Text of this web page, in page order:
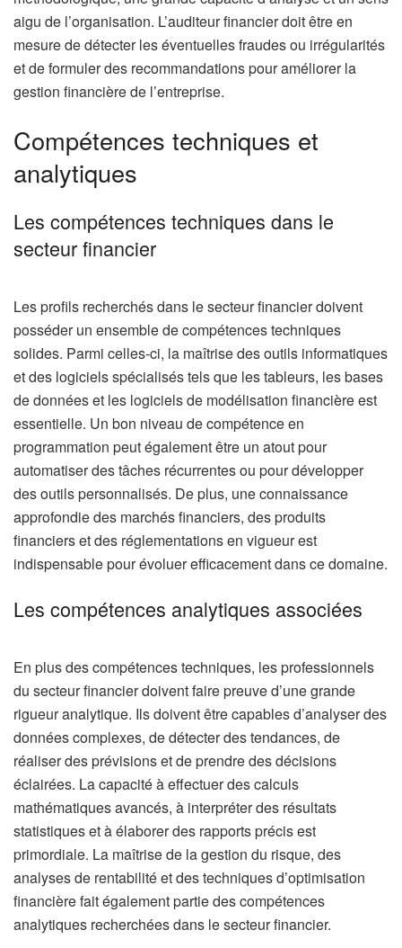
aigu de l’organisation. L’auditeur financier doit être en
mesure de détecter les éventuelles fraudes ou irrégularités
et de formuler des recommandations pour améliorer la
gestion financière de l’entreprise.
Compétences techniques et
analytiques
Les compétences techniques dans le
secteur financier
Les profils recherchés dans le secteur financier doivent
posséder un ensemble de compétences techniques
solides. Parmi celles-ci, la maîtrise des outils informatiques
et des logiciels spécialisés tels que les tableurs, les bases
de données et les logiciels de modélisation financière est
essentielle. Un bon niveau de compétence en
programmation peut également être un atout pour
automatiser des tâches récurrentes ou pour développer
des outils personnalisés. De plus, une connaissance
approfondie des marchés financiers, des produits
financiers et des réglementations en vigueur est
indispensable pour évoluer efficacement dans ce domaine.
Les compétences analytiques associées
En plus des compétences techniques, les professionnels
du secteur financier doivent faire preuve d’une grande
rigueur analytique. Ils doivent être capables d’analyser des
données complexes, de détecter des tendances, de
réaliser des prévisions et de prendre des décisions
éclairées. La capacité à effectuer des calculs
mathématiques avancés, à interpréter des résultats
statistiques et à élaborer des rapports précis est
primordiale. La maîtrise de la gestion du risque, des
analyses de rentabilité et des techniques d’optimisation
financière fait également partie des compétences
analytiques recherchées dans le secteur financier.